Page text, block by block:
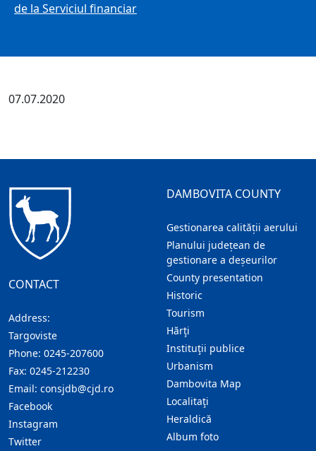
de la Serviciul financiar
07.07.2020
CONTACT
Address:
Targoviste
Phone: 0245-207600
Fax: 0245-212230
Email: consjdb@cjd.ro
Facebook
Instagram
Twitter
DAMBOVITA COUNTY
Gestionarea calității aerului
Planului județean de
gestionare a deșeurilor
County presentation
Historic
Tourism
Hărţi
Instituţii publice
Urbanism
Dambovita Map
Localitaţi
Heraldică
Album foto